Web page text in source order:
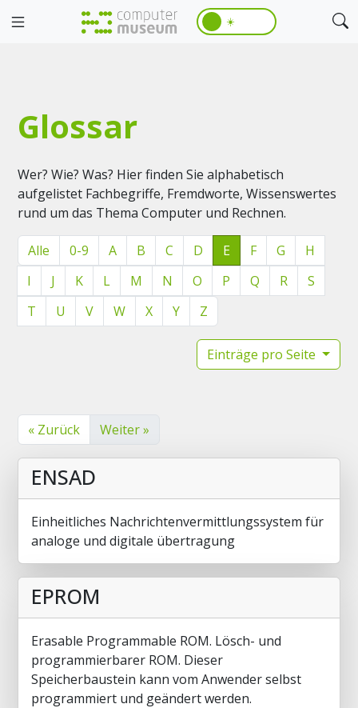
☀️
Glossar
Wer? Wie? Was? Hier finden Sie alphabetisch
aufgelistet Fachbegriffe, Fremdworte, Wissenswertes
rund um das Thema Computer und Rechnen.
Alle 0-9 A B C D E F G
H
I
J K L M N O P Q R
S
T
U V W X Y Z
Einträge pro Seite
« Zurück Weiter »
ENSAD
Einheitliches Nachrichtenvermittlungssystem für
analoge und digitale übertragung
EPROM
Erasable Programmable ROM. Lösch- und
programmierbarer ROM. Dieser
Speicherbaustein kann vom Anwender selbst
programmiert und geändert werden.